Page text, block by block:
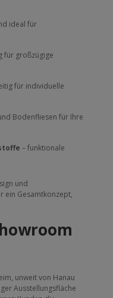
ideal für
für großzügige
für individuelle
Bodenfliesen für Ihre
– funktionale
und
ein Gesamtkonzept,
unweit von Hanau
Ausstellungsfläche